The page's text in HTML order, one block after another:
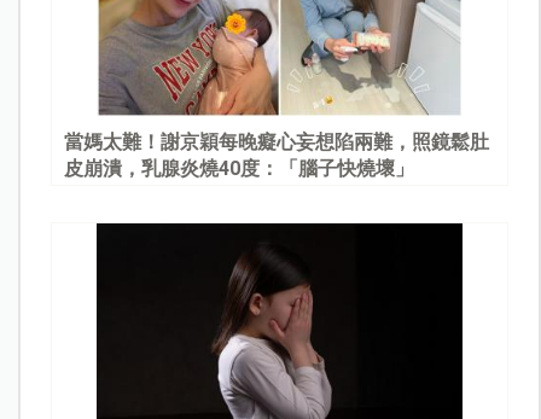
當媽太難！謝京穎每晚癡心妄想陷兩難，照鏡鬆肚
皮崩潰，乳腺炎燒40度：「腦子快燒壞」